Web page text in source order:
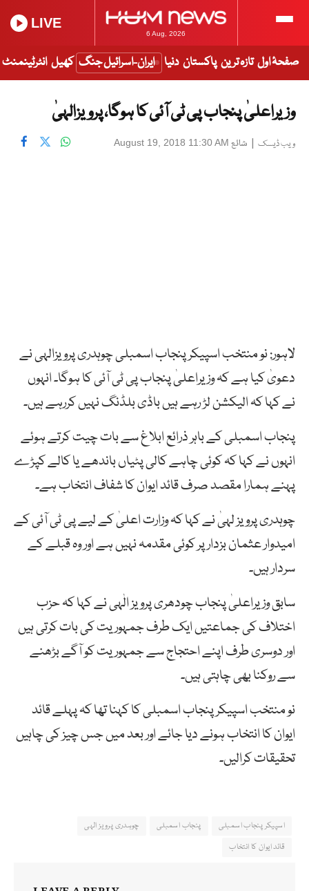
6 Aug, 2026
LIVE
صفحۂ اول تازہ ترین پاکستان دنیا ایران-اسرائیل جنگ کھیل انٹرٹینمنٹ
وزیراعلیٰ پنجاب پی ٹی آئی کا ہوگا، پرویزالہیٰ
ویب ڈیسک | شائع August 19, 2018 11:30 AM
لاہور: نو منتخب اسپیکر پنجاب اسمبلی چوہدری پرویزالہی نے
دعویٰ کیا ہے کہ وزیراعلیٰ پنجاب پی ٹی آئی کا ہوگا۔ انہوں
نے کہا کہ الیکشن لڑ رہے ہیں باڈی بلڈنگ نہیں کررہے ہیں۔
پنجاب اسمبلی کے باہر ذرائع ابلاغ سے بات چیت کرتے ہوئے
انہوں نے کہا کہ کوئی چاہے کالی پٹیاں باندھے یا کالے کپڑے
پہنے ہمارا مقصد صرف قائد ایوان کا شفاف انتخاب ہے۔
چوہدری پرویز لہیٰ نے کہا کہ وزارت اعلیٰ کے لیے پی ٹی آئی کے
امیدوار عثمان بزدار پر کوئی مقدمہ نہیں ہے اور وہ قبلے کے
سردار ہیں۔
سابق وزیراعلیٰ پنجاب چودھری پرویز الٰہی نے کہا کہ حزب
اختلاف کی جماعتیں ایک طرف جمہوریت کی بات کرتی ہیں
اور دوسری طرف اپنے احتجاج سے جمہوریت کو آگے بڑھنے
سے روکنا بھی چاہتی ہیں۔
نو منتخب اسپیکر پنجاب اسمبلی کا کہنا تھا کہ پہلے قائد
ایوان کا انتخاب ہونے دیا جائے اور بعد میں جس چیز کی چاہیں
تحقیقات کرالیں۔
اسپیکر پنجاب اسمبلی پنجاب اسمبلی
چوہدری پرویز الہی
قائد ایوان کا انتخاب